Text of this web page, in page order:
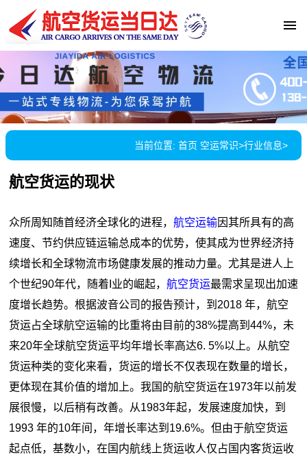
当前位置: 首页 空运常识>行业信息>
航空货运的现状
众所周知随首经济全球化的进程， 航空运输因其所具有的高
速度、节约供应链运输总成本的优势，使其成为世界经济持
续增长和全球物流市场健康发展的推动力量。尤其是进人上
个世纪90年代，随着I业的崛起， 航空货运最需求呈现出加速
度增长趋势。根据波音公司的报告预计，到2018 年，航空
货运占全球航空运输的比重将由目前的38%提高到44%，未
来20年全球航空货运平均年增长率高达6. 5%以上。从航空
货运种类的变化来看，货运的增长不仅表现在数量的增长，
更体现在其价值的增加上。我国的航空货运在1973年以前发
展很慢，以后稍有改善。从1983年起，发展速度加快，到
1993 年的10年间，年增长率达到19.6%。但由于航空货运
起点低，基数小，在国内航线上货运收人仅占国内客货运收